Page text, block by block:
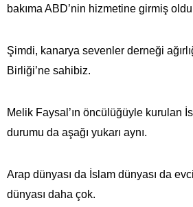
bakıma ABD’nin hizmetine girmiş
Şimdi, kanarya sevenler derneği
Birliği’ne sahibiz.
Melik Faysal’ın öncülüğüyle kurulan
durumu da aşağı yukarı aynı.
Arap dünyası da İslam dünyası da
dünyası daha çok.